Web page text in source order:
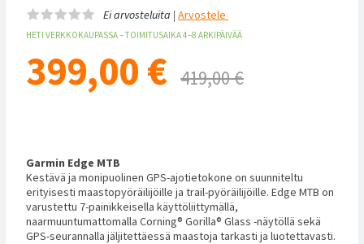
Ei arvosteluita |Arvostele
HETI VERKKOKAUPASSA – TOIMITUSAIKA 4–8 ARKIPÄIVÄÄ
399,00 € 419,00 €
Garmin Edge MTB
Kestävä ja monipuolinen GPS-ajotietokone on suunniteltu
erityisesti maastopyöräilijöille ja trail-pyöräilijöille. Edge MTB on
varustettu 7-painikkeisella käyttöliittymällä,
naarmuuntumattomalla Corning® Gorilla® Glass -näytöllä sekä
GPS-seurannalla jäljitettäessä maastoja tarkasti ja luotettavasti.